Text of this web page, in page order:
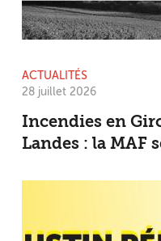
ACTUALITÉS
28 juillet 2026
Incendies en
Landes : la MAF